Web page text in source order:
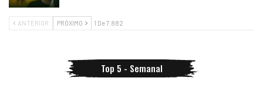
ANTERIOR PRÓXIMO 1 De 7.882
Top 5 - Semanal